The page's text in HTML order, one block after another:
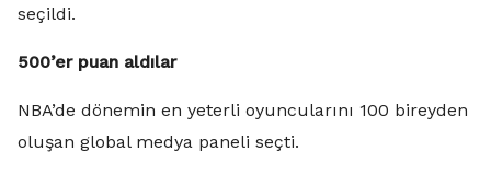
seçildi.
500’er puan aldılar
NBA’de dönemin en yeterli oyuncularını 100 bireyden
oluşan global medya paneli seçti.